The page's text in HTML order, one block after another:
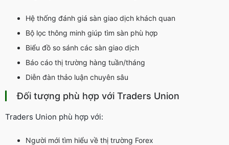
Hệ thống đánh giá sàn giao dịch khách quan
Bộ lọc thông minh giúp tìm sàn phù hợp
Biểu đồ so sánh các sàn giao dịch
Báo cáo thị trường hàng tuần/tháng
Diễn đàn thảo luận chuyên sâu
Đối tượng phù hợp với Traders Union
Traders Union phù hợp với:
Người mới tìm hiểu về thị trường Forex